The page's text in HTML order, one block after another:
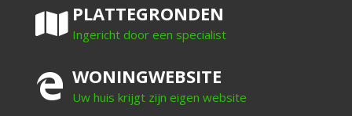
PLATTEGRONDEN
Ingericht door een specialist
WONINGWEBSITE
Uw huis krijgt zijn eigen website